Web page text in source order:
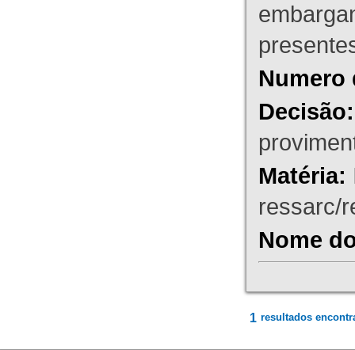
Numero
Decisão:
Matéria:
ressarc/
Nome
1 resultados